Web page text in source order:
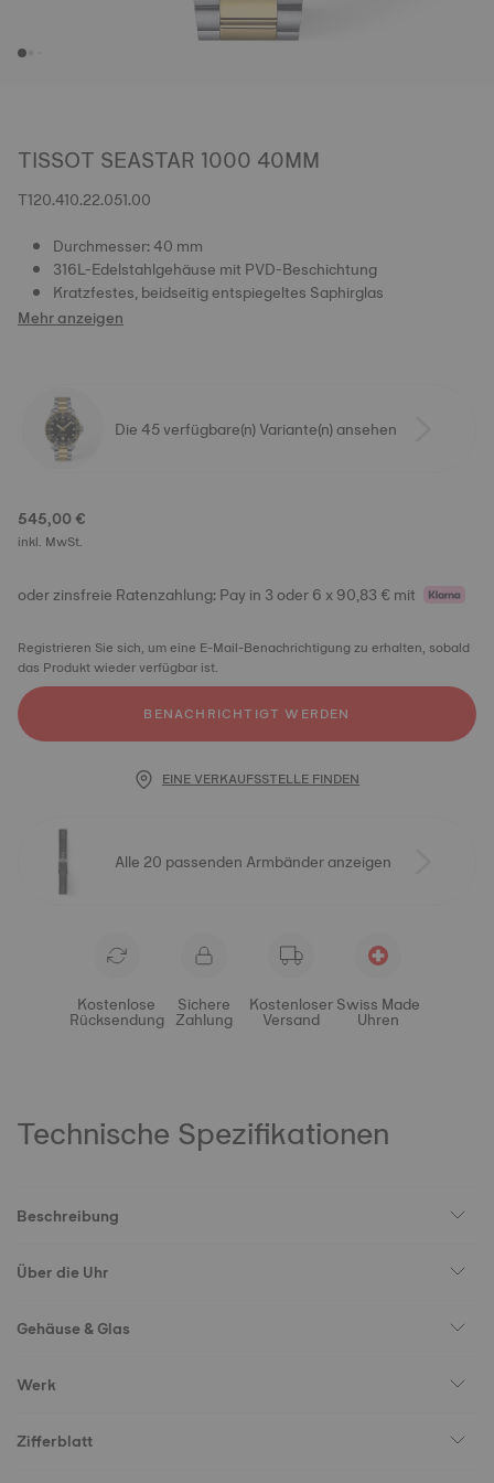
TISSOT SEASTAR 1000 40MM
T120.410.22.051.00
Durchmesser: 40 mm
316L-Edelstahlgehäuse mit PVD-Beschichtung
Kratzfestes, beidseitig entspiegeltes Saphirglas
Mehr anzeigen
Die 45 verfügbare(n) Variante(n) ansehen
545,00 €
inkl. MwSt.
oder zinsfreie Ratenzahlung: Pay in 3 oder 6 x 90,83 € mit
Registrieren Sie sich, um eine E-Mail-Benachrichtigung zu erhalten, sobald
das Produkt wieder verfügbar ist.
BENACHRICHTIGT WERDEN
EINE VERKAUFSSTELLE FINDEN
Alle 20 passenden Armbänder anzeigen
Kostenlose
Rücksendung
Sichere
Zahlung
Kostenloser
Versand
Swiss Made
Uhren
Technische Spezifikationen
Beschreibung
Über die Uhr
Gehäuse & Glas
Werk
Zifferblatt